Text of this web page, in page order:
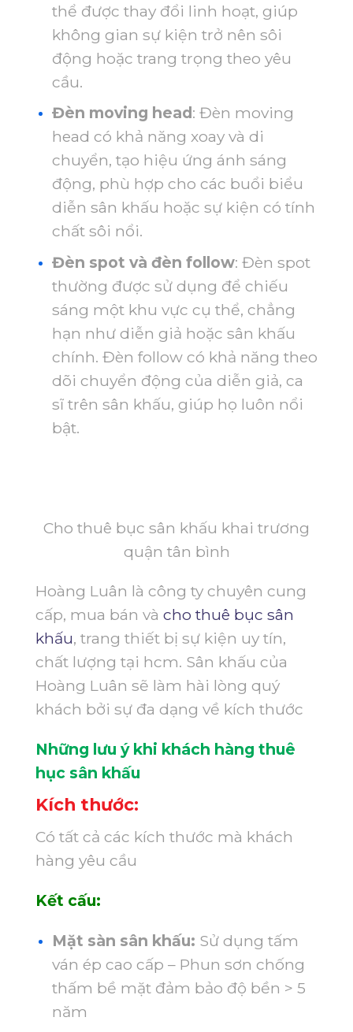
thể được thay đổi linh hoạt, giúp
không gian sự kiện trở nên sôi
động hoặc trang trọng theo yêu
cầu.
Đèn moving head : Đèn moving
head có khả năng xoay và di
chuyển, tạo hiệu ứng ánh sáng
động, phù hợp cho các buổi biểu
diễn sân khấu hoặc sự kiện có tính
chất sôi nổi.
Đèn spot và đèn follow: Đèn spot
thường được sử dụng để chiếu
sáng một khu vực cụ thể, chẳng
hạn như diễn giả hoặc sân khấu
chính. Đèn follow có khả năng theo
dõi chuyển động của diễn giả, ca
sĩ trên sân khấu, giúp họ luôn nổi
bật.
Cho thuê bục sân khấu khai trương
quận tân bình
Hoàng Luân là công ty chuyên cung
cấp, mua bán và cho thuê bục sân
khấu, trang thiết bị sự kiện uy tín,
chất lượng tại hcm. Sân khấu của
Hoàng Luân sẽ làm hài lòng quý
khách bởi sự đa dạng về kích thước
Những lưu ý khi khách hàng thuê
hục sân khấu
Kích thước:
Có tất cả các kích thước mà khách
hàng yêu cầu
Kết cấu:
Mặt sàn sân khấu: Sử dụng tấm
ván ép cao cấp – Phun sơn chống
thấm bề mặt đảm bảo độ bền > 5
năm